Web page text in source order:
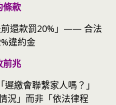
條款
前還款罰20%」—— 合法
違約金
前兆
繳會聯繫家人嗎？」
況」而非「依法律程